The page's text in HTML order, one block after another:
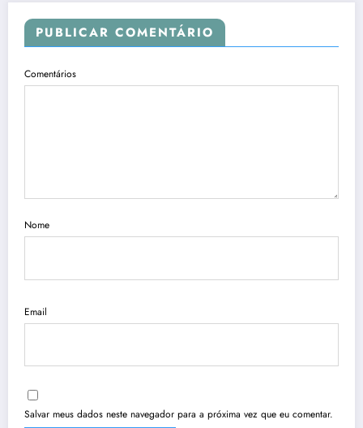
PUBLICAR COMENTÁRIO
Comentários
Nome
Email
Salvar meus dados neste navegador para a próxima vez que eu comentar.